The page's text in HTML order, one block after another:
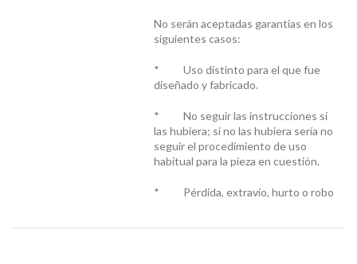
No serán aceptadas garantías en los
siguientes casos:
* Uso distinto para el que fue
diseñado y fabricado.
* No seguir las instrucciones si
las hubiera; si no las hubiera sería no
seguir el procedimiento de uso
habitual para la pieza en cuestión.
* Pérdida, extravío, hurto o robo